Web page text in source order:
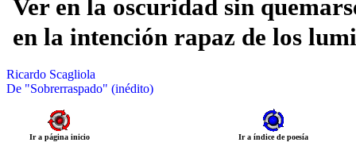
Ver en la oscuridad sin
en la intención rapaz de los
Ricardo Scagliola
De "Sobrerraspado" (inédito)
Ir a página inicio Ir a índice de poesía